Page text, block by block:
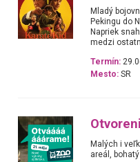
Mladý
Pekingu do
Napriek
medzi
Termín:
Mesto: SR
Malých i
areál,